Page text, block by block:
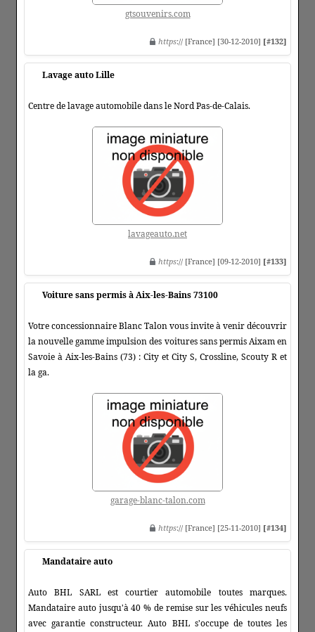
gtsouvenirs.com
https:// [France] [30-12-2010] [#132]
Lavage auto Lille
Centre de lavage automobile dans le Nord Pas-de-Calais.
lavageauto.net
https:// [France] [09-12-2010] [#133]
Voiture sans permis à Aix-les-Bains 73100
Votre concessionnaire Blanc Talon vous invite à venir découvrir
la nouvelle gamme impulsion des voitures sans permis Aixam en
Savoie à Aix-les-Bains (73) : City et City S, Crossline, Scouty R et
la ga.
garage-blanc-talon.com
https:// [France] [25-11-2010] [#134]
Mandataire auto
Auto BHL SARL est courtier automobile toutes marques.
Mandataire auto jusqu'à 40 % de remise sur les véhicules neufs
avec garantie constructeur. Auto BHL s'occupe de toutes les